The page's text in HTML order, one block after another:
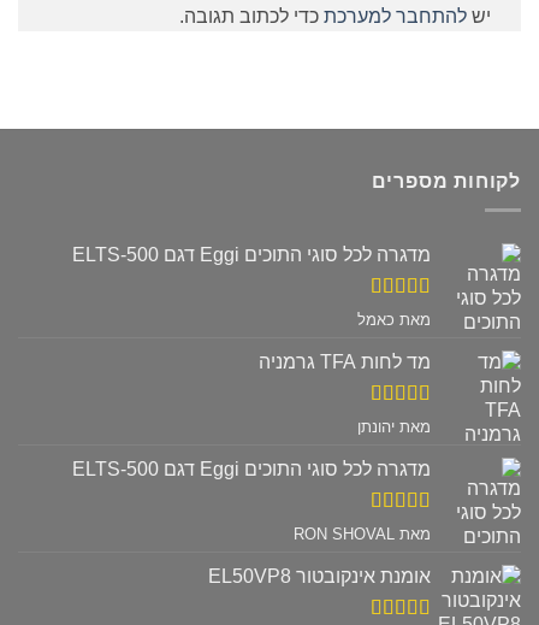
יש להתחבר למערכת כדי לכתוב תגובה.
לקוחות מספרים
מדגרה לכל סוגי התוכים Eggi דגם ELTS-500
דורג 5מתוך
מאת כאמל
מד לחות TFA גרמניה
דורג 5מתוך
מאת יהונתן
מדגרה לכל סוגי התוכים Eggi דגם ELTS-500
דורג 5מתוך
מאת RON SHOVAL
אומנת אינקובטור EL50VP8